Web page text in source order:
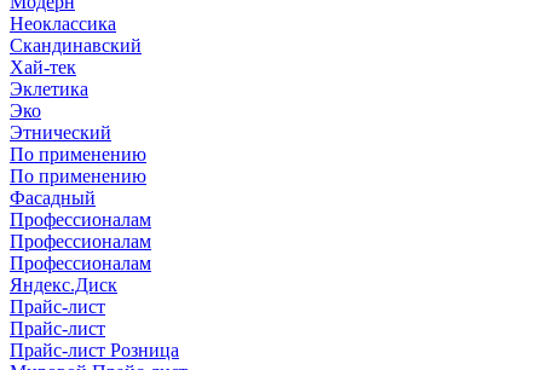
Неоклассика
Скандинавский
Хай-тек
Эклетика
Эко
Этнический
По применению
По применению
Фасадный
Профессионалам
Профессионалам
Профессионалам
Яндекс.Диск
Прайс-лист
Прайс-лист
Прайс-лист Розница